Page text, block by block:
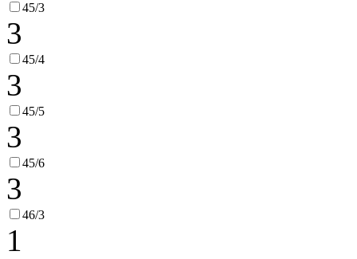
45/3
3
45/4
3
45/5
3
45/6
3
46/3
1